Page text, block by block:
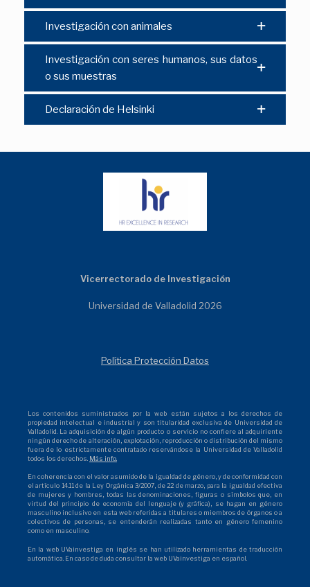
Investigación con animales
Investigación con seres humanos, sus datos
o sus muestras
Declaración de Helsinki
Vicerrectorado de Investigación
Universidad de Valladolid 2026
Política Protección Datos
Los contenidos suministrados por la web están sujetos a los derechos de
propiedad intelectual e industrial y son titularidad exclusiva de Universidad de
Valladolid. La adquisición de algún producto o servicio no confiere al adquiriente
ningún derecho de alteración, explotación, reproducción o distribución del mismo
fuera de lo estrictamente contratado reservándose la Universidad de Valladolid
todos los derechos. Más info.
En coherencia con el valor asumido de la igualdad de género, y de conformidad con
el artículo 14.11 de la Ley Orgánica 3/2007, de 22 de marzo, para la igualdad efectiva
de mujeres y hombres, todas las denominaciones, figuras o símbolos que, en
virtud del principio de economía del lenguaje (y gráfica), se hagan en género
masculino inclusivo en esta web referidas a titulares o miembros de órganos o a
colectivos de personas, se entenderán realizadas tanto en género femenino
como en masculino.
En la web UVainvestiga en inglés se han utilizado herramientas de traducción
automática. En caso de duda consultar la web UVainvestiga en español.